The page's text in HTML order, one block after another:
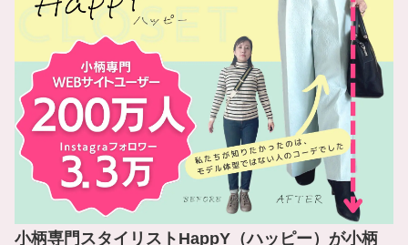
小柄専門スタイリストHappY（ハッピー）が小柄